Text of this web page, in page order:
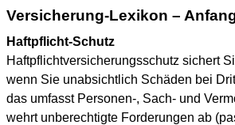
Versicherung-Lexikon –
Haftpflicht-Schutz
Haftpflichtversicherungsschutz sichert
wenn Sie unabsichtlich Schäden bei
das umfasst Personen-, Sach- und
wehrt unberechtigte Forderungen ab